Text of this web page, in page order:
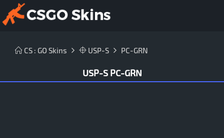
CS : GO Skins USP-S PC-GRN
USP-S PC-GRN